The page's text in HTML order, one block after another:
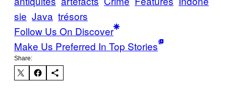
sie Java trésors
Follow Us On Discover
Make Us Preferred In Top Stories
Share: